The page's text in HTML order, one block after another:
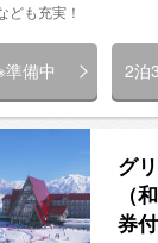
ども充実！
備中 2泊
グ
（
券付